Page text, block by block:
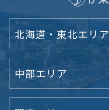
北海道・東北エリア
中部エリア